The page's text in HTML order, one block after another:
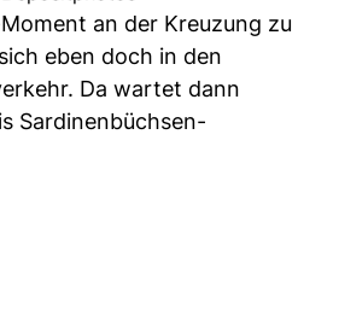
an der Kreuzung zu
eben doch in den
Da wartet dann
Sardinenbüchsen-